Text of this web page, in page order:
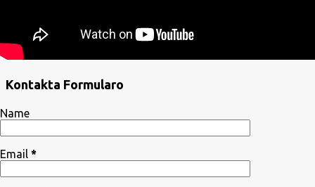
Kontakta Formularo
Name
Email *